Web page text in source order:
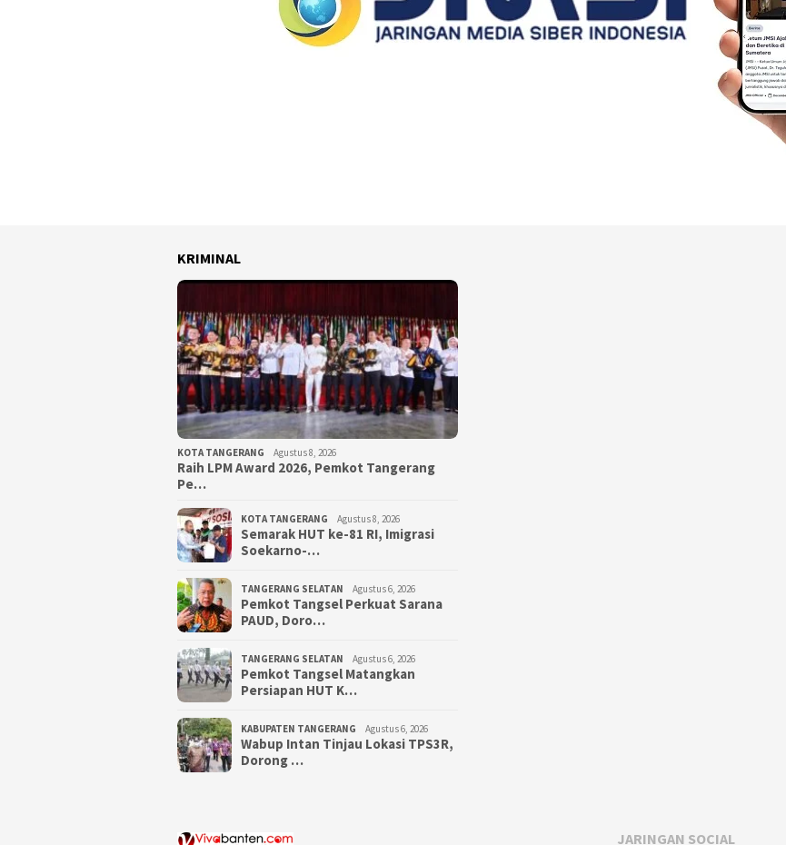
KRIMINAL
KOTA TANGERANG Agustus 8, 2026
Raih LPM Award 2026, Pemkot Tangerang
Pe…
KOTA TANGERANG Agustus 8, 2026
Semarak HUT ke-81 RI, Imigrasi
Soekarno-…
TANGERANG SELATAN Agustus 6, 2026
Pemkot Tangsel Perkuat Sarana
PAUD, Doro…
TANGERANG SELATAN Agustus 6, 2026
Pemkot Tangsel Matangkan
Persiapan HUT K…
KABUPATEN TANGERANG Agustus 6, 2026
Wabup Intan Tinjau Lokasi TPS3R,
Dorong …
JARINGAN SOCIAL